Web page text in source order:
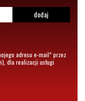
dodaj
adresu e-mail* przez
dla realizacji usługi